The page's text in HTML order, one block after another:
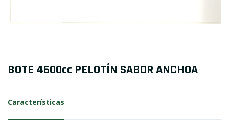
BOTE 4600cc PELOTÍN SABOR ANCHOA
Características